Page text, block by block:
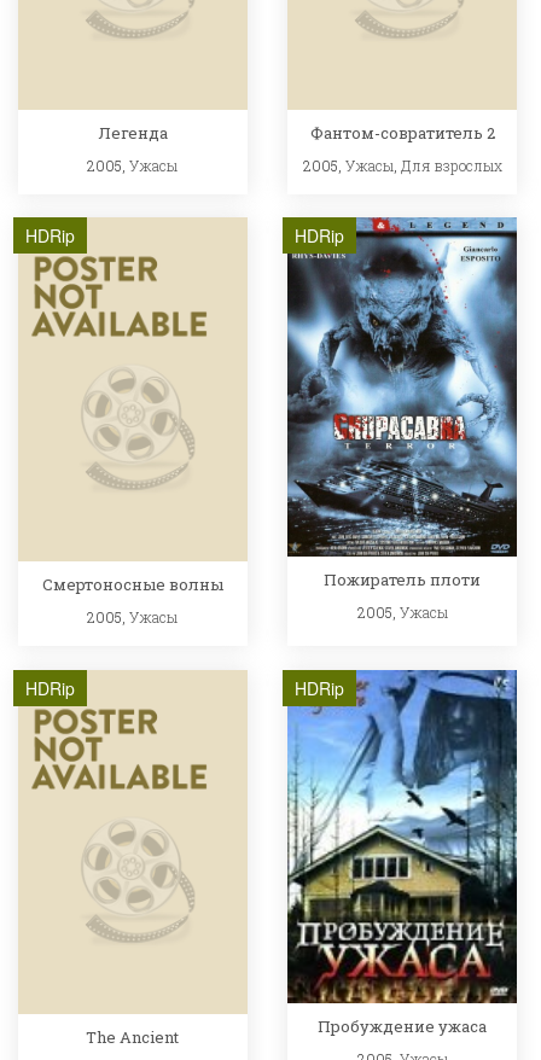
Легенда
2005,Ужасы
Фантом-совратитель 2
2005, Ужасы Для взрослых
HDRip
Смертоносные волны
2005,Ужасы
HDRip
Пожиратель плоти
2005, Ужасы
HDRip
The Ancient
HDRip
Пробуждение ужаса